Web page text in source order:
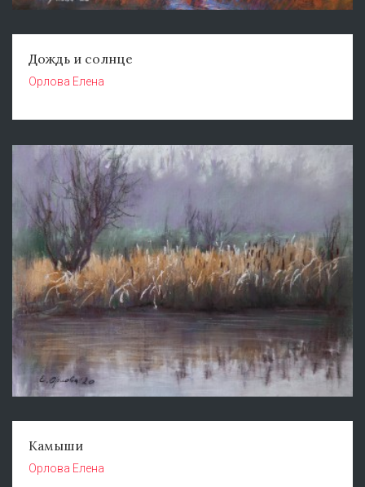
Дождь и солнце
Орлова Елена
Камыши
Орлова Елена